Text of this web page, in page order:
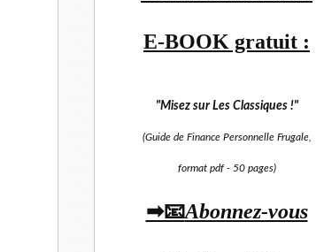
E-BOOK gratuit :
"Misez sur Les Classiques !"
(Guide de Finance Personnelle Frugale,
format pdf - 50 pages)
➡📧Abonnez-vous